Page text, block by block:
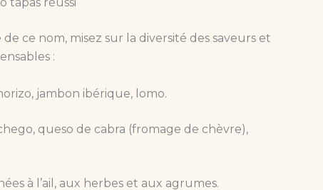
ce nom, misez sur la diversité des saveurs et
:
jambon ibérique, lomo.
queso de cabra (fromage de chèvre),
à l’ail, aux herbes et aux agrumes.